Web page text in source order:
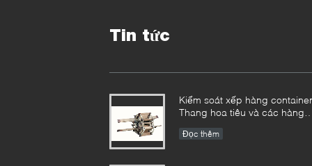
Tin tức
Kiểm soát xếp hàng
Thang hoa tiêu và các hàng
Đọc thêm